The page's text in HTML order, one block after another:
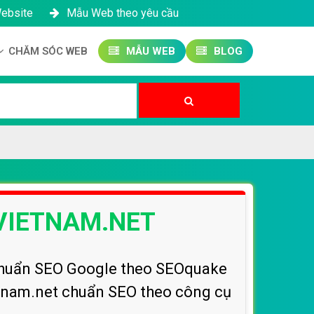
Mẫu Web theo yêu cầu
CHĂM SÓC WEB MẪU WEB BLOG
SEO Google theo SEOquake
chuẩn SEO theo công cụ